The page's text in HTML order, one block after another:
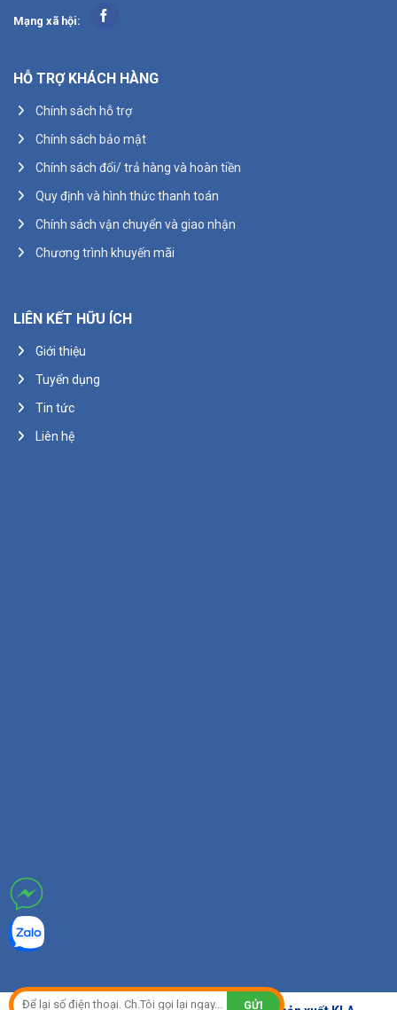
Mạng xã hội:
HỖ TRỢ KHÁCH HÀNG
Chính sách hỗ trợ
Chính sách bảo mật
Chính sách đổi/ trả hàng và hoàn tiền
Quy định và hình thức thanh toán
Chính sách vận chuyển và giao nhận
Chương trình khuyến mãi
LIÊN KẾT HỮU ÍCH
Giới thiệu
Tuyển dụng
Tin tức
Liên hệ